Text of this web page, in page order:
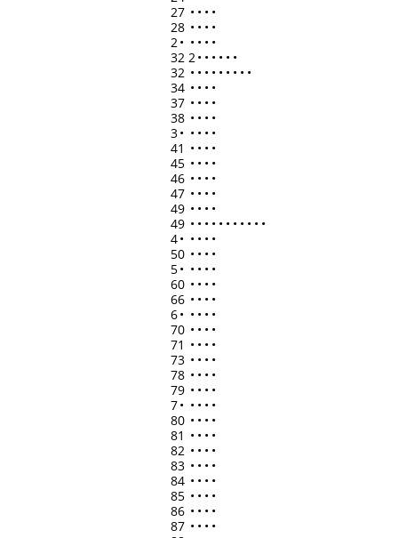
27 • • • •
28 • • • •
2• • • • •
32 2• • • • • •
32 • • • • • • • • •
34 • • • •
37 • • • •
38 • • • •
3• • • • •
41 • • • •
45 • • • •
46 • • • •
47 • • • •
49 • • • •
49 • • • • • • • • • • •
4• • • • •
50 • • • •
5• • • • •
60 • • • •
66 • • • •
6• • • • •
70 • • • •
71 • • • •
73 • • • •
78 • • • •
79 • • • •
7• • • • •
80 • • • •
81 • • • •
82 • • • •
83 • • • •
84 • • • •
85 • • • •
86 • • • •
87 • • • •